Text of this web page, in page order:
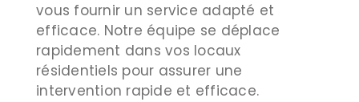
vous fournir un service adapté et
efficace. Notre équipe se déplace
rapidement dans vos locaux
résidentiels pour assurer une
intervention rapide et efficace.